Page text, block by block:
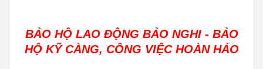
BẢO HỘ LAO ĐỘNG BẢO NGHI - BẢO
HỘ KỸ CÀNG, CÔNG VIỆC HOÀN HẢO